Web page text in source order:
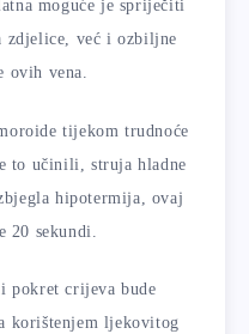
moguće je spriječiti
zdjelice, već i ozbiljne
vena.
tijekom trudnoće
to učinili, struja hladne
hipotermija, ovaj
20 sekundi.
pokret crijeva bude
korištenjem ljekovitog